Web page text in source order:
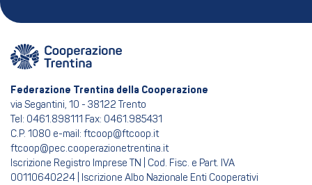
Federazione Trentina della Cooperazione
via Segantini, 10 - 38122 Trento
Tel: 0461.898111 Fax: 0461.985431
C.P. 1080 e-mail: ftcoop@ftcoop.it
ftcoop@pec.cooperazionetrentina.it
Iscrizione Registro Imprese TN | Cod. Fisc. e Part. IVA
00110640224 | Iscrizione Albo Nazionale Enti Cooperativi